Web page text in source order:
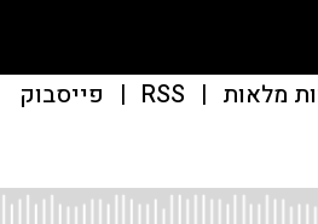
מלאות |
RSS
| פייסבוק